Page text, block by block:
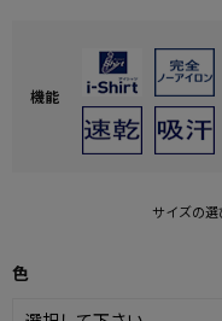
機能
サイズの選
色